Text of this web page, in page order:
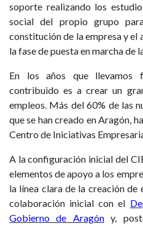
soporte realizando los
social del propio grupo
constitución de la empresa y
la fase de puesta en marcha de
En los años que llevamos
contribuido es a crear un
empleos. Más del 60% de las
que se han creado en Aragón,
Centro de Iniciativas
A la configuración inicial del
elementos de apoyo a los
la línea clara de la creación de
colaboración inicial con el
Gobierno de Aragóny,